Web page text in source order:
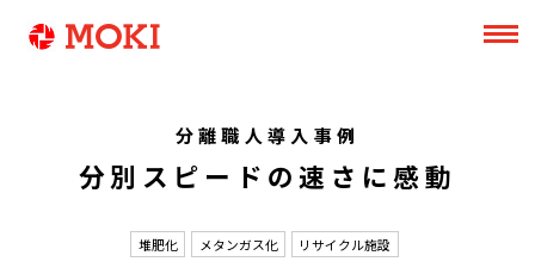
分離職人導入事例
分別スピードの速さに感動
堆肥化 メタンガス化 リサイクル施設